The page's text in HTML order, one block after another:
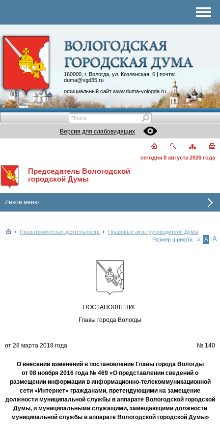
160000, г. Вологда, ул. Козленская, 6 | почта:
duma@vgd35.ru
официальный сайт www.duma-vologda.ru
Контакты
Депутатские объединения
Версия для слабовидящих
сегодня 8 августа 2026 года
Председатель Вологодской
городской Думы
Левое меню
Правотворческая деятельность
Правовые акты руководителя Думы
Размер шрифта: А А А
ПОСТАНОВЛЕНИЕ
Главы города Вологды
от 28 марта 2018 года № 140
О внесении изменений в постановление Главы города Вологды
от 08 ноября 2016 года № 469 «О представлении сведений о
размещении информации в информационно-телекоммуникационной
сети «Интернет» гражданами, претендующими на замещение
должности муниципальной службы в аппарате Вологодской городской
Думы, и муниципальными служащими, замещающими должности
муниципальной службы в аппарате Вологодской городской Думы»